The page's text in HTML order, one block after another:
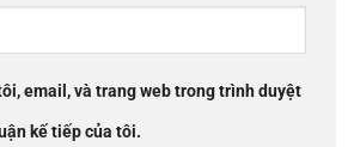
email, và trang web trong trình duyệt
kế tiếp của tôi.